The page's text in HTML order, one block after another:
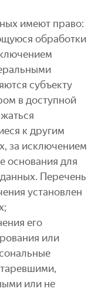
имеют право:
обработки
субъекту
в доступной
к другим
за исключением
основания для
Перечень
установлен
его
или
или не